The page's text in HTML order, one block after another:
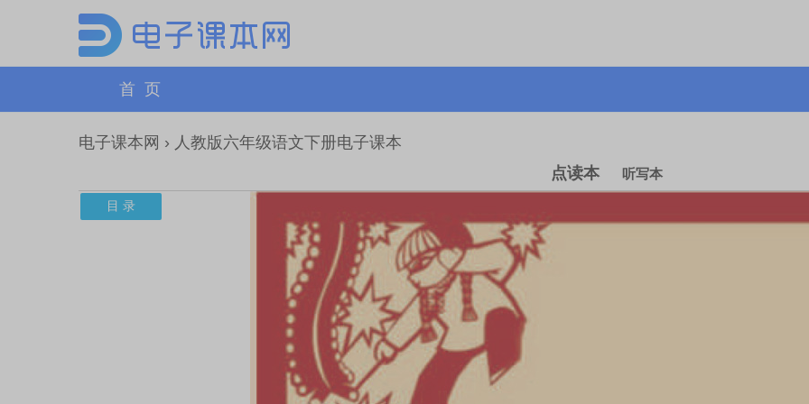
首 页
电子课本网 › 人教版六年级语文下册电子课本
点读本
听写本
目 录